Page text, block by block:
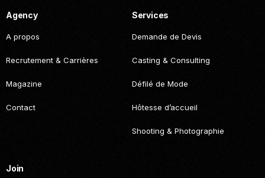
Agency
A propos
Recrutement & Carrières
Magazine
Contact
Services
Demande de Devis
Casting & Consulting
Défilé de Mode
Hôtesse d’accueil
Shooting & Photographie
Join